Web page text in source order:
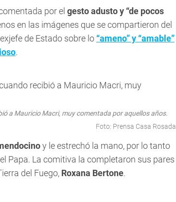
por el gesto adusto y “de pocos
en las imágenes que se compartieron del
de Estado sobre lo “ameno” y “amable”
.
a Mauricio Macri, muy comentada por aquellos años.
Foto: Prensa Casa Rosada
y le estrechó la mano, por lo tanto
Papa. La comitiva la completaron sus pares
del Fuego, Roxana Bertone.